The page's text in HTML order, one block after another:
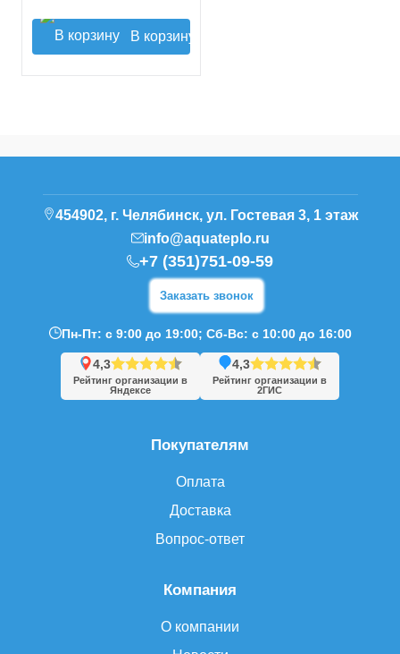
В корзину
Компания
О компании
Покупателям
Оплата
Доставка
Вопрос-ответ
454902, г. Челябинск, ул. Гостевая 3, 1 этаж
info@aquateplo.ru
+7 (351)751-09-59
Заказать звонок
Пн-Пт: с 9:00 до 19:00; Сб-Вс: с 10:00 до 16:00
4,3
Рейтинг организации в
Яндексе
4,3
Рейтинг организации в
2ГИС